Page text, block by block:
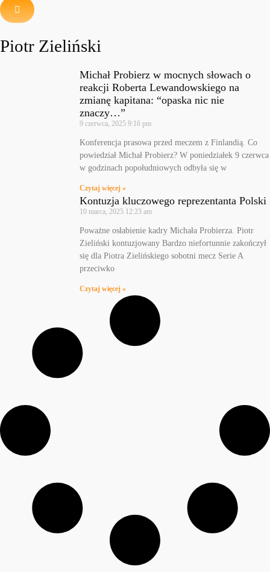
Piotr Zieliński
Michał Probierz w mocnych słowach o
reakcji Roberta Lewandowskiego na
zmianę kapitana: “opaska nic nie
znaczy…”
9 czerwca, 2025 9:16 pm
Konferencja prasowa przed meczem z Finlandią. Co
powiedział Michał Probierz? W poniedziałek 9 czerwca
w godzinach popołudniowych odbyła się w
Czytaj więcej »
Kontuzja kluczowego reprezentanta Polski
10 marca, 2025 12:23 am
Poważne osłabienie kadry Michała Probierza. Piotr
Zieliński kontuzjowany Bardzo niefortunnie zakończył
się dla Piotra Zielińskiego sobotni mecz Serie A
przeciwko
Czytaj więcej »